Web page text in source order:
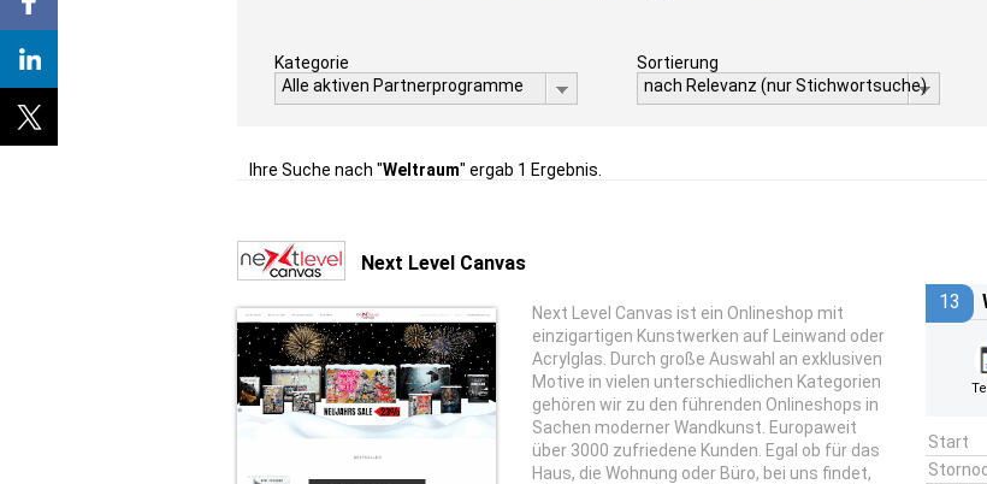
Kategorie
Alle aktiven Partnerprogramme
Sortierung
nach Relevanz (nur Stichwortsuche)
Ihre Suche nach "Weltraum" ergab 1 Ergebnis.
Next Level Canvas
Next Level Canvas ist ein Onlineshop mit
einzigartigen Kunstwerken auf Leinwand oder
Acrylglas. Durch große Auswahl an exklusiven
Motive in vielen unterschiedlichen Kategorien
gehören wir zu den führenden Onlineshops in
Sachen moderner Wandkunst. Europaweit
über 3000 zufriedene Kunden. Egal ob für das
Haus, die Wohnung oder Büro, bei uns findet,
13
Start